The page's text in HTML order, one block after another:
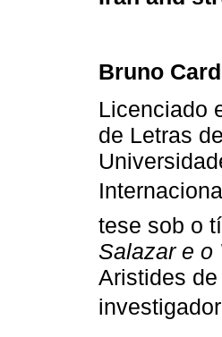
Bruno
Licenciado
de Letras
tese sob o
Salazar e o
Aristides